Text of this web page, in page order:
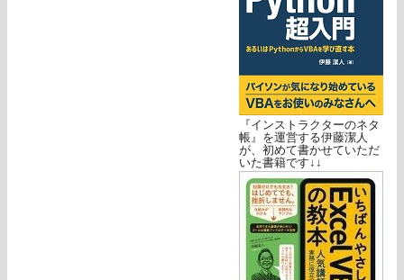
『インストラクターのネタ
帳』を運営する伊藤潔人
が、初めて書かせていただ
いた書籍です↓↓